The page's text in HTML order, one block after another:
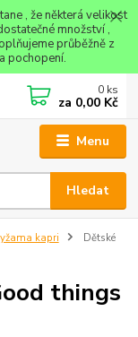
, že některá velikost
množství ,
průběžně z
pochopení.
Menu
Hledat
0 ks
za 0,00 Kč
kapri
Dětské
things